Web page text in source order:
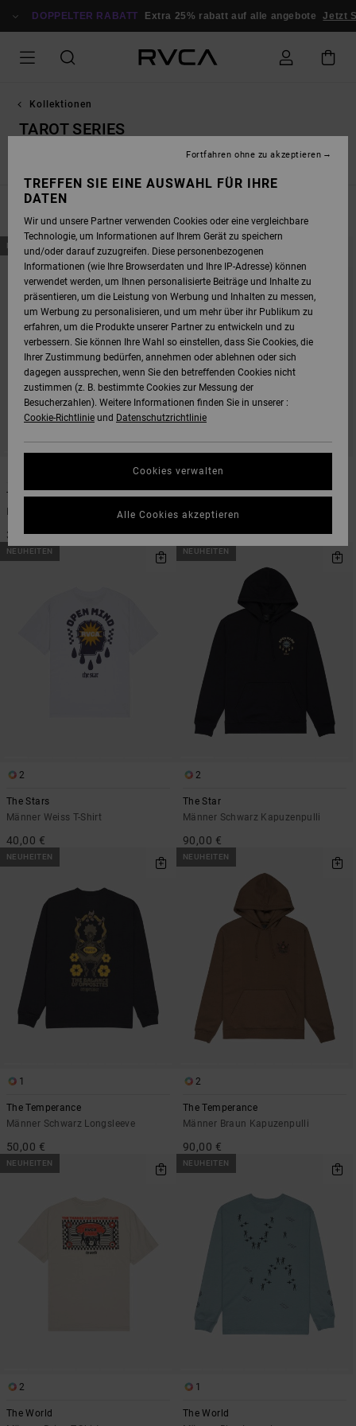
ZUR
DOPPELTER RABATT Extra 25% rabatt auf alle angebote Jetzt
Kollektionen
TAROT SERIES
DIREKT
ZU
FILTERKRITERIEN
ÜBERSPRINGEN
UND
FILTERN
NEUHEITEN
The Temperance
35,00 €
2
The Temperance
Männer Beige T-Shirt
35,00 €
NEUHEITEN
2
The Stars
Männer Weiss T-Shirt
40,00 €
NEUHEITEN
2
The Star
Männer Schwarz Kapuzenpulli
90,00 €
NEUHEITEN
1
The Temperance
Männer Schwarz Longsleeve
50,00 €
NEUHEITEN
2
The Temperance
Männer Braun Kapuzenpulli
90,00 €
NEUHEITEN
2
The World
NEUHEITEN
1
The World
TREFFEN SIE EINE AUSWAHL FÜR IHRE
DATEN
Wir und unsere Partner verwenden Cookies oder eine vergleichbare
Technologie, um Informationen auf Ihrem Gerät zu speichern
und/oder darauf zuzugreifen. Diese personenbezogenen
Informationen (wie Ihre Browserdaten und Ihre IP-Adresse) können
verwendet werden, um Ihnen personalisierte Beiträge und Inhalte zu
präsentieren, um die Leistung von Werbung und Inhalten zu messen,
um Werbung zu personalisieren, und um mehr über ihr Publikum zu
erfahren, um die Produkte unserer Partner zu entwickeln und zu
verbessern. Sie können Ihre Wahl so einstellen, dass Sie Cookies, die
Ihrer Zustimmung bedürfen, annehmen oder ablehnen oder sich
dagegen aussprechen, wenn Sie den betreffenden Cookies nicht
zustimmen (z. B. bestimmte Cookies zur Messung der
Besucherzahlen). Weitere Informationen finden Sie in unserer :
Cookie-Richtlinie und Datenschutzrichtlinie
Cookies verwalten
Fortfahren ohne zu akzeptieren
Alle Cookies akzeptieren